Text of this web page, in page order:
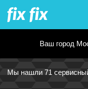
Ваш город
Сервисные
Мы нашли 71